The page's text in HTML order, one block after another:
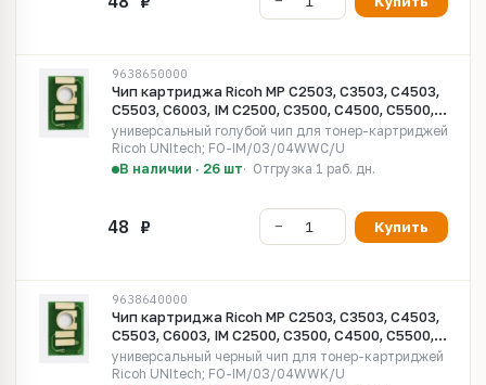
9638650000
Чип картриджа Ricoh MP C2503, C3503, C4503,
C5503, C6003, IM C2500, C3500, C4500, C5500,
C6000 Universal cyan UNItech(Apex)
универсальный голубой чип для тонер-картриджей
Ricoh UNItech; FO-IM/03/04WWC/U
В наличии · 26 шт
Отгрузка 1 раб. дн.
Купить
9638640000
Чип картриджа Ricoh MP C2503, C3503, C4503,
C5503, C6003, IM C2500, C3500, C4500, C5500,
C6000 Universal black UNItech(Apex)
универсальный черный чип для тонер-картриджей
Ricoh UNItech; FO-IM/03/04WWK/U